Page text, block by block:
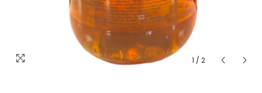
1 / 2